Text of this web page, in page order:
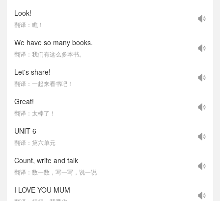
Look!
翻译：瞧！
We have so many books.
翻译：我们有这么多本书。
Let's share!
翻译：一起来看书吧！
Great!
翻译：太棒了！
UNIT 6
翻译：第六单元
Count, write and talk
翻译：数一数，写一写，说一说
I LOVE YOU MUM